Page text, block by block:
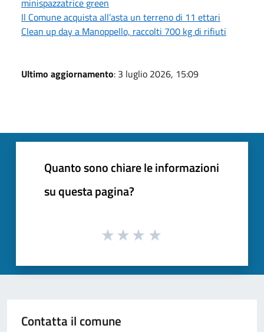
Il Comune acquista all’asta un terreno di 11 ettari
Clean up day a Manoppello, raccolti 700 kg di rifiuti
Ultimo aggiornamento: 3 luglio 2026, 15:09
Quanto sono chiare le informazioni
su questa pagina?
Contatta il comune